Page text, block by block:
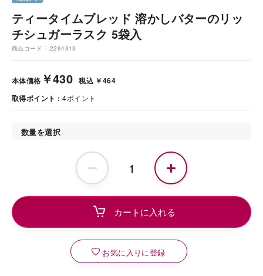
ティータイムブレッド 溶かしバターのリッ
チシュガーラスク 5袋入
商品コード 2264313
本体価格 ￥430 税込 ￥464
取得ポイント
4ポイント
数量を選択
お気に入りに登録